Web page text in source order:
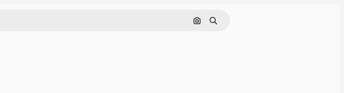
Cerca per immagine
Ricerca